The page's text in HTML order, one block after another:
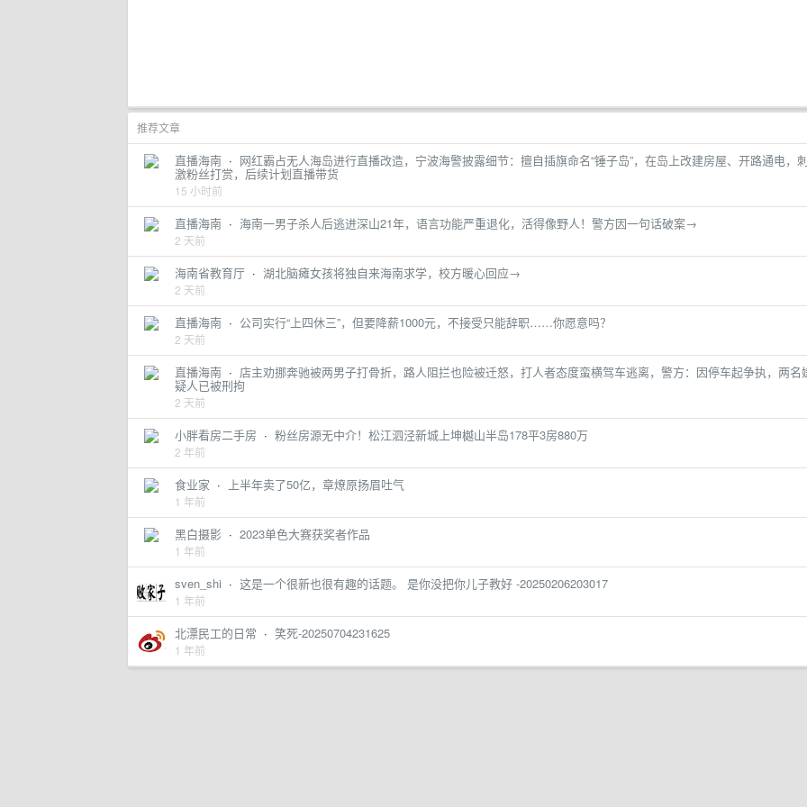
推荐文章
直播海南 · 网红霸占无人海岛进行直播改造，宁波海警披露细节：擅自插旗命名“锤子岛”，在岛上改建房屋、开路通电，
激粉丝打赏，后续计划直播带货
15 小时前
直播海南 · 海南一男子杀人后逃进深山21年，语言功能严重退化，活得像野人！警方因一句话破案→
2 天前
海南省教育厅 · 湖北脑瘫女孩将独自来海南求学，校方暖心回应→
2 天前
直播海南 · 公司实行“上四休三”，但要降薪1000元，不接受只能辞职……你愿意吗？
2 天前
直播海南 · 店主劝挪奔驰被两男子打骨折，路人阻拦也险被迁怒，打人者态度蛮横驾车逃离，警方：因停车起争执，两名
疑人已被刑拘
2 天前
小胖看房二手房 · 粉丝房源无中介！松江泗泾新城上坤樾山半岛178平3房880万
2 年前
食业家 · 上半年卖了50亿，章燎原扬眉吐气
1 年前
黑白摄影 · 2023单色大赛获奖者作品
1 年前
sven_shi · 这是一个很新也很有趣的话题。 是你没把你儿子教好 -20250206203017
1 年前
北漂民工的日常 · 笑死-20250704231625
1 年前